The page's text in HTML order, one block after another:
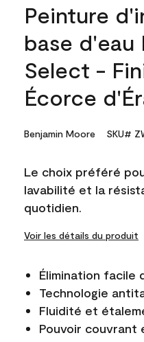
Peinture
base d'eau
Select -
Écorce
Benjamin Moore SKU#
Le choix préféré
lavabilité et la
quotidien.
Voir les détails du produit
Élimination facile
Technologie
Fluidité et
Pouvoir couvrant